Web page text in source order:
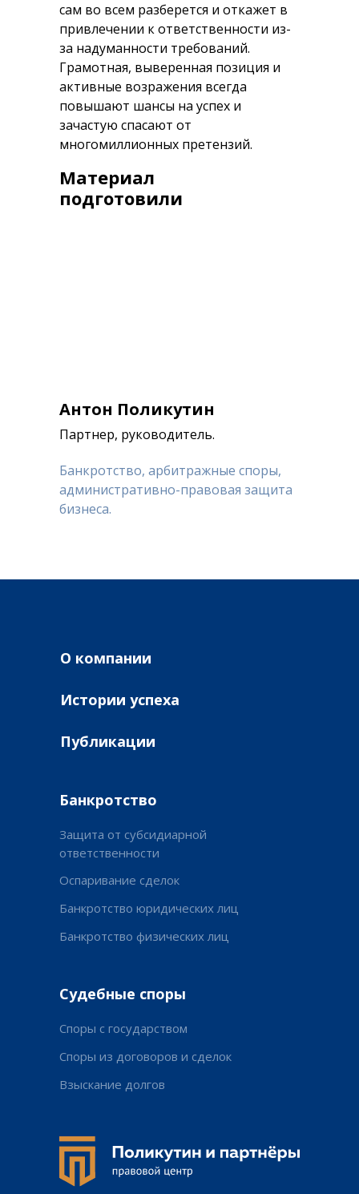
сам во всем разберется и откажет в
привлечении к ответственности из-
за надуманности требований.
Грамотная, выверенная позиция и
активные возражения всегда
повышают шансы на успех и
зачастую спасают от
многомиллионных претензий.
Материал
подготовили
Антон Поликутин
Партнер, руководитель.
Банкротство, арбитражные споры,
административно-правовая защита
бизнеса.
Банкротство
Защита от субсидиарной
ответственности
Судебные споры
Споры с государством
О компании
Истории успеха
Публикации
Оспаривание сделок
Банкротство юридических лиц
Банкротство физических лиц
Споры из договоров и сделок
Взыскание долгов